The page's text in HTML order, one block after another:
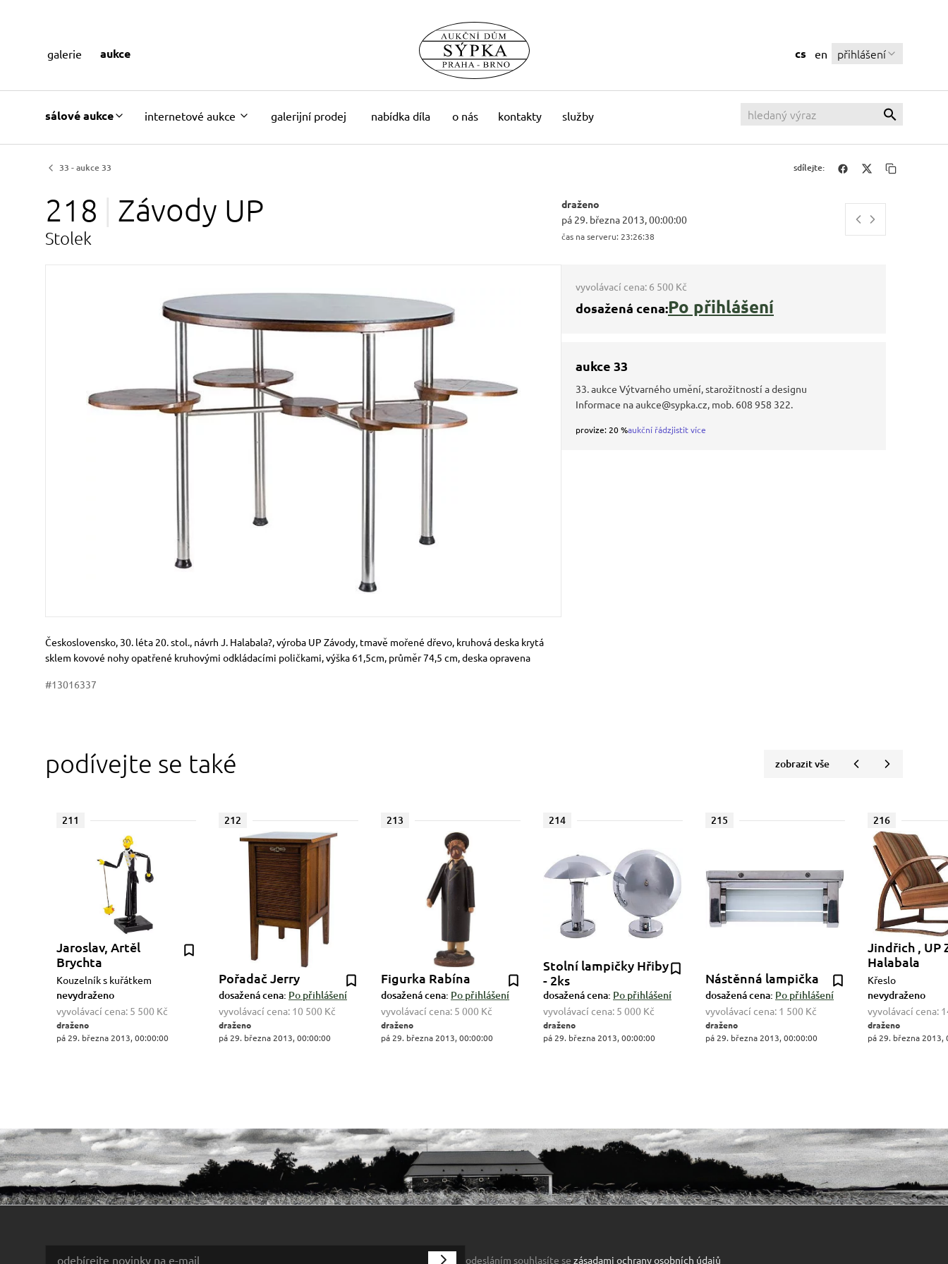
sálové aukce internetové aukce galerijní prodej nabídka díla o nás kontakty služby
cs en přihlášení
galerie aukce
33 - aukce 33 sdílejte:
218 Závody UP
Stolek
draženo
pá 29. března 2013, 00:00:00
čas na serveru: 23:26:39
Rozměry
Stručný popis předmětu
Československo, 30. léta 20. stol., návrh J. Halabala?, výroba UP Závody, tmavě mořené dřevo, kruhová deska krytá
sklem kovové nohy opatřené kruhovými odkládacími poličkami, výška 61,5cm, průměr 74,5 cm, deska opravena
#13016337
vyvolávací cena: 6 500 Kč
dosažená cena:Po přihlášení
aukce 33
33. aukce Výtvarného umění, starožitností a designu
Informace na aukce@sypka.cz, mob. 608 958 322.
provize: 20 %aukční řádzjistit více
podívejte se také zobrazit vše
211
Jaroslav, Artěl
Brychta
Kouzelník s kuřátkem
nevydraženo
vyvolávací cena: 5 500 Kč
draženo
pá 29. března 2013, 00:00:00
212
Pořadač Jerry
dosažená cena: Po přihlášení
vyvolávací cena: 10 500 Kč
draženo
pá 29. března 2013, 00:00:00
213
Figurka Rabína
dosažená cena: Po přihlášení
vyvolávací cena: 5 000 Kč
draženo
pá 29. března 2013, 00:00:00
214
Stolní lampičky Hřiby
- 2ks
dosažená cena: Po přihlášení
vyvolávací cena: 5 000 Kč
draženo
pá 29. března 2013, 00:00:00
215
Nástěnná lampička
dosažená cena: Po přihlášení
vyvolávací cena: 1 500 Kč
draženo
pá 29. března 2013, 00:00:00
216
Jindřich , UP
Halabala
Křeslo
nevydraženo
vyvolávací cena:
draženo
pá 29. března 2013,
odesláním souhlasíte se zásadami ochrany osobních údajů